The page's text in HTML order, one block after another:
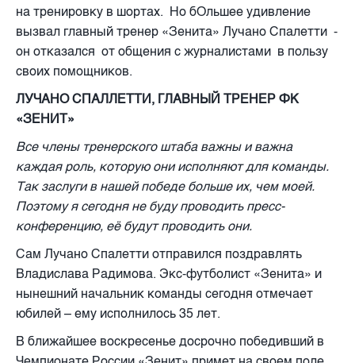
на тренировку в шортах. Но бОльшее удивление
вызвал главный тренер «Зенита» Лучано Спалетти -
он отказался от общения с журналистами в пользу
своих помощников.
ЛУЧАНО СПАЛЛЕТТИ, ГЛАВНЫЙ ТРЕНЕР ФК
«ЗЕНИТ»
Все члены тренерского штаба важны и важна
каждая роль, которую они исполняют для команды.
Так заслуги в нашей победе больше их, чем моей.
Поэтому я сегодня не буду проводить пресc-
конференцию, её будут проводить они.
Сам Лучано Спалетти отправился поздравлять
Владислава Радимова. Экс-футболист «Зенита» и
нынешний начальник команды сегодня отмечает
юбилей – ему исполнилось 35 лет.
В ближайшее воскресенье досрочно победивший в